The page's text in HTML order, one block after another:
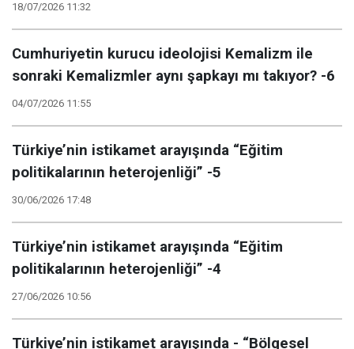
18/07/2026 11:32
Cumhuriyetin kurucu ideolojisi Kemalizm ile
sonraki Kemalizmler aynı şapkayı mı takıyor? -6
04/07/2026 11:55
Türkiye’nin istikamet arayışında “Eğitim
politikalarının heterojenliği” -5
30/06/2026 17:48
Türkiye’nin istikamet arayışında “Eğitim
politikalarının heterojenliği” -4
27/06/2026 10:56
Türkiye’nin istikamet arayışında - “Bölgesel